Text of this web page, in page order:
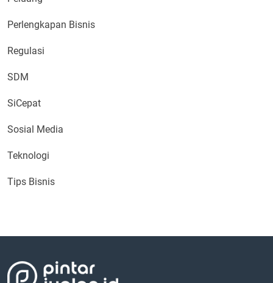
Perlengkapan Bisnis
Regulasi
SDM
SiCepat
Sosial Media
Teknologi
Tips Bisnis